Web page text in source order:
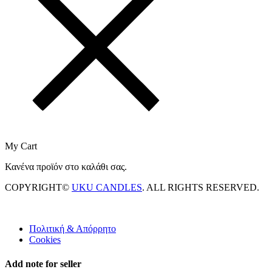
My Cart
Κανένα προϊόν στο καλάθι σας.
COPYRIGHT© UKU CANDLES. ALL RIGHTS RESERVED.
Πολιτική & Απόρρητο
Cookies
Add note for seller